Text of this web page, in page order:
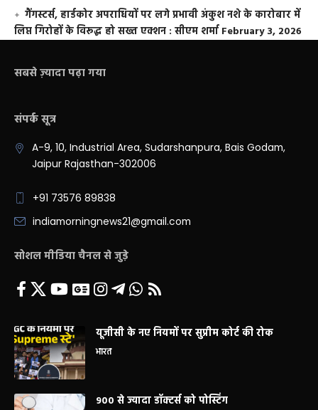
गैंगस्टर्स, हार्डकोर अपराधियों पर लगे प्रभावी अंकुश नशे के कारोबार में
लिप्त गिरोहों के विरूद्ध हो सख्त एक्शन : सीएम शर्मा February 3, 2026
सबसे ज़्यादा पढ़ा गया
संपर्क सूत्र
A-9, 10, Industrial Area, Sudarshanpura, Bais Godam,
Jaipur Rajasthan-302006
+91 73576 89838
indiamorningnews21@gmail.com
सोशल मीडिया चैनल से जुड़े
यूजीसी के नए नियमों पर सुप्रीम कोर्ट की रोक
भारत
900 से ज्यादा डॉक्टर्स को पोस्टिंग